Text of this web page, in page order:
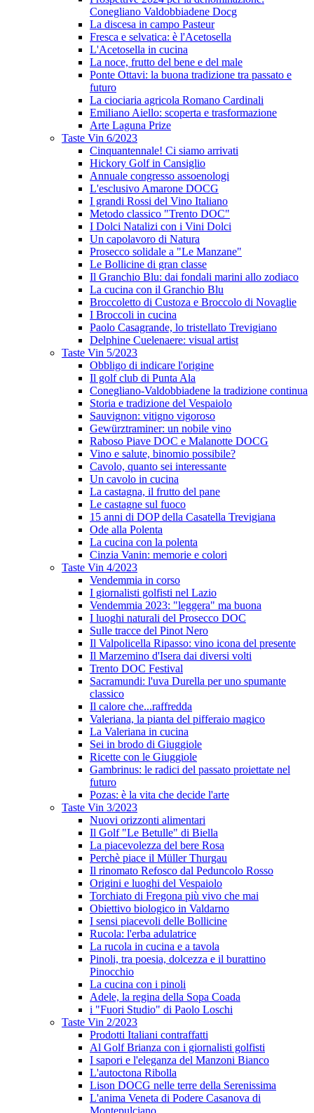
Conegliano Valdobbiadene Docg
La discesa in campo Pasteur
Fresca e selvatica: è l'Acetosella
L'Acetosella in cucina
La noce, frutto del bene e del male
Ponte Ottavi: la buona tradizione tra passato e
futuro
La ciociaria agricola Romano Cardinali
Emiliano Aiello: scoperta e trasformazione
Arte Laguna Prize
Taste Vin 6/2023
Cinquantennale! Ci siamo arrivati
Hickory Golf in Cansiglio
Annuale congresso assoenologi
L'esclusivo Amarone DOCG
I grandi Rossi del Vino Italiano
Metodo classico "Trento DOC"
I Dolci Natalizi con i Vini Dolci
Un capolavoro di Natura
Prosecco solidale a "Le Manzane"
Le Bollicine di gran classe
Il Granchio Blu: dai fondali marini allo zodiaco
La cucina con il Granchio Blu
Broccoletto di Custoza e Broccolo di Novaglie
I Broccoli in cucina
Paolo Casagrande, lo tristellato Trevigiano
Delphine Cuelenaere: visual artist
Taste Vin 5/2023
Obbligo di indicare l'origine
Il golf club di Punta Ala
Conegliano-Valdobbiadene la tradizione continua
Storia e tradizione del Vespaiolo
Sauvignon: vitigno vigoroso
Gewürztraminer: un nobile vino
Raboso Piave DOC e Malanotte DOCG
Vino e salute, binomio possibile?
Cavolo, quanto sei interessante
Un cavolo in cucina
La castagna, il frutto del pane
Le castagne sul fuoco
15 anni di DOP della Casatella Trevigiana
Ode alla Polenta
La cucina con la polenta
Cinzia Vanin: memorie e colori
Taste Vin 4/2023
Vendemmia in corso
I giornalisti golfisti nel Lazio
Vendemmia 2023: "leggera" ma buona
I luoghi naturali del Prosecco DOC
Sulle tracce del Pinot Nero
Il Valpolicella Ripasso: vino icona del presente
Il Marzemino d'Isera dai diversi volti
Trento DOC Festival
Sacramundi: l'uva Durella per uno spumante
classico
Il calore che...raffredda
Valeriana, la pianta del pifferaio magico
La Valeriana in cucina
Sei in brodo di Giuggiole
Ricette con le Giuggiole
Gambrinus: le radici del passato proiettate nel
futuro
Pozas: è la vita che decide l'arte
Taste Vin 3/2023
Nuovi orizzonti alimentari
Il Golf "Le Betulle" di Biella
La piacevolezza del bere Rosa
Perchè piace il Müller Thurgau
Il rinomato Refosco dal Peduncolo Rosso
Origini e luoghi del Vespaiolo
Torchiato di Fregona più vivo che mai
Obiettivo biologico in Valdarno
I sensi piacevoli delle Bollicine
Rucola: l'erba adulatrice
La rucola in cucina e a tavola
Pinoli, tra poesia, dolcezza e il burattino
Pinocchio
La cucina con i pinoli
Adele, la regina della Sopa Coada
i "Fuori Studio" di Paolo Loschi
Taste Vin 2/2023
Prodotti Italiani contraffatti
Al Golf Brianza con i giornalisti golfisti
I sapori e l'eleganza del Manzoni Bianco
L'autoctona Ribolla
Lison DOCG nelle terre della Serenissima
L'anima Veneta di Podere Casanova di
Montepulciano